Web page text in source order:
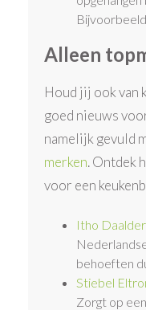
Alleen
Houd jij ook van
goed nieuws
namelijk gevuld
merken. Ontdek
voor een
Itho
behoeften
Stiebel
Zorgt op